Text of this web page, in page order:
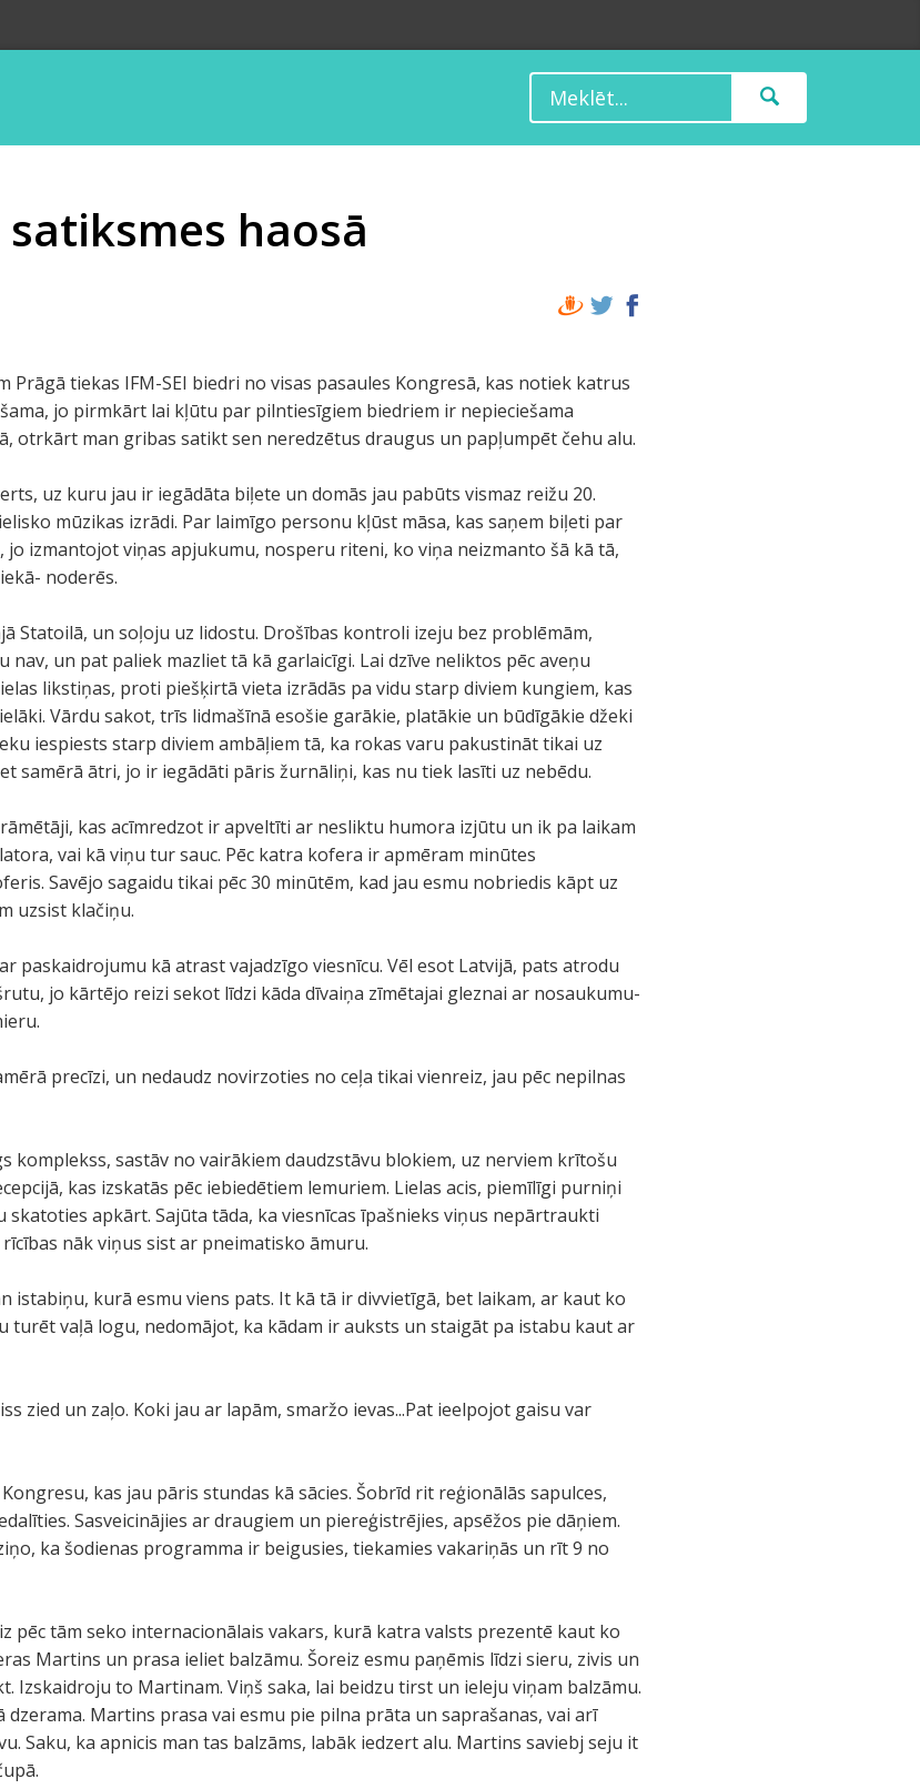
haosā
Prāgā tiekas IFM-SEI biedri no visas pasaules Kongresā, kas notiek katrus
jo pirmkārt lai kļūtu par pilntiesīgiem biedriem ir nepieciešama
otrkārt man gribas satikt sen neredzētus draugus un papļumpēt čehu alu.
uz kuru jau ir iegādāta biļete un domās jau pabūts vismaz reižu 20.
mūzikas izrādi. Par laimīgo personu kļūst māsa, kas saņem biļeti par
izmantojot viņas apjukumu, nosperu riteni, ko viņa neizmanto šā kā tā,
noderēs.
Statoilā, un soļoju uz lidostu. Drošības kontroli izeju bez problēmām,
un pat paliek mazliet tā kā garlaicīgi. Lai dzīve neliktos pēc aveņu
likstiņas, proti piešķirtā vieta izrādās pa vidu starp diviem kungiem, kas
Vārdu sakot, trīs lidmašīnā esošie garākie, platākie un būdīgākie džeki
iespiests starp diviem ambāļiem tā, ka rokas varu pakustināt tikai uz
samērā ātri, jo ir iegādāti pāris žurnāliņi, kas nu tiek lasīti uz nebēdu.
kas acīmredzot ir apveltīti ar nesliktu humora izjūtu un ik pa laikam
vai kā viņu tur sauc. Pēc katra kofera ir apmēram minūtes
Savējo sagaidu tikai pēc 30 minūtēm, kad jau esmu nobriedis kāpt uz
uzsist klačiņu.
paskaidrojumu kā atrast vajadzīgo viesnīcu. Vēl esot Latvijā, pats atrodu
jo kārtējo reizi sekot līdzi kāda dīvaiņa zīmētajai gleznai ar nosaukumu-
precīzi, un nedaudz novirzoties no ceļa tikai vienreiz, jau pēc nepilnas
komplekss, sastāv no vairākiem daudzstāvu blokiem, uz nerviem krītošu
kas izskatās pēc iebiedētiem lemuriem. Lielas acis, piemīlīgi purniņi
apkārt. Sajūta tāda, ka viesnīcas īpašnieks viņus nepārtraukti
nāk viņus sist ar pneimatisko āmuru.
istabiņu, kurā esmu viens pats. It kā tā ir divvietīgā, bet laikam, ar kaut ko
turēt vaļā logu, nedomājot, ka kādam ir auksts un staigāt pa istabu kaut ar
zied un zaļo. Koki jau ar lapām, smaržo ievas...Pat ieelpojot gaisu var
kas jau pāris stundas kā sācies. Šobrīd rit reģionālās sapulces,
Sasveicinājies ar draugiem un piereģistrējies, apsēžos pie dāņiem.
ka šodienas programma ir beigusies, tiekamies vakariņās un rīt 9 no
pēc tām seko internacionālais vakars, kurā katra valsts prezentē kaut ko
Martins un prasa ieliet balzāmu. Šoreiz esmu paņēmis līdzi sieru, zivis un
Izskaidroju to Martinam. Viņš saka, lai beidzu tirst un ieleju viņam balzāmu.
dzerama. Martins prasa vai esmu pie pilna prāta un saprašanas, vai arī
Saku, ka apnicis man tas balzāms, labāk iedzert alu. Martins saviebj seju it